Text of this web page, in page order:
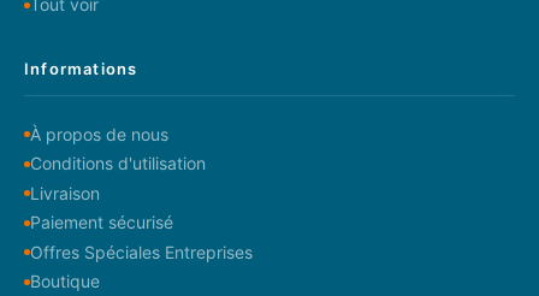
Tout voir
Informations
À propos de nous
Conditions d'utilisation
Livraison
Paiement sécurisé
Offres Spéciales Entreprises
Boutique